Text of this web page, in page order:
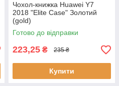
Чохол-книжка Huawei Y7
2018 "Elite Case" Золотий
(gold)
Готово до відправки
223,25 ₴ 235 ₴
Купити